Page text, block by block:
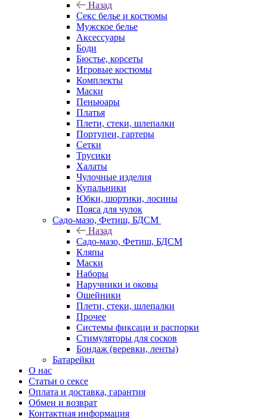
Назад
Секс белье и костюмы
Мужское белье
Аксессуары
Боди
Бюстье, корсеты
Игровые костюмы
Комплекты
Маски
Пеньюары
Платья
Плети, стеки, шлепалки
Портупеи, гартеры
Сетки
Трусики
Халаты
Чулочные изделия
Купальники
Юбки, шортики, лосины
Пояса для чулок
Садо-мазо, Фетиш, БДСМ
Назад
Садо-мазо, Фетиш, БДСМ
Кляпы
Маски
Наборы
Наручники и оковы
Ошейники
Плети, стеки, шлепалки
Прочее
Системы фиксаци и распорки
Стимуляторы для сосков
Бондаж (веревки, ленты)
Батарейки
О нас
Статьи о сексе
Оплата и доставка, гарантия
Обмен и возврат
Контактная информация